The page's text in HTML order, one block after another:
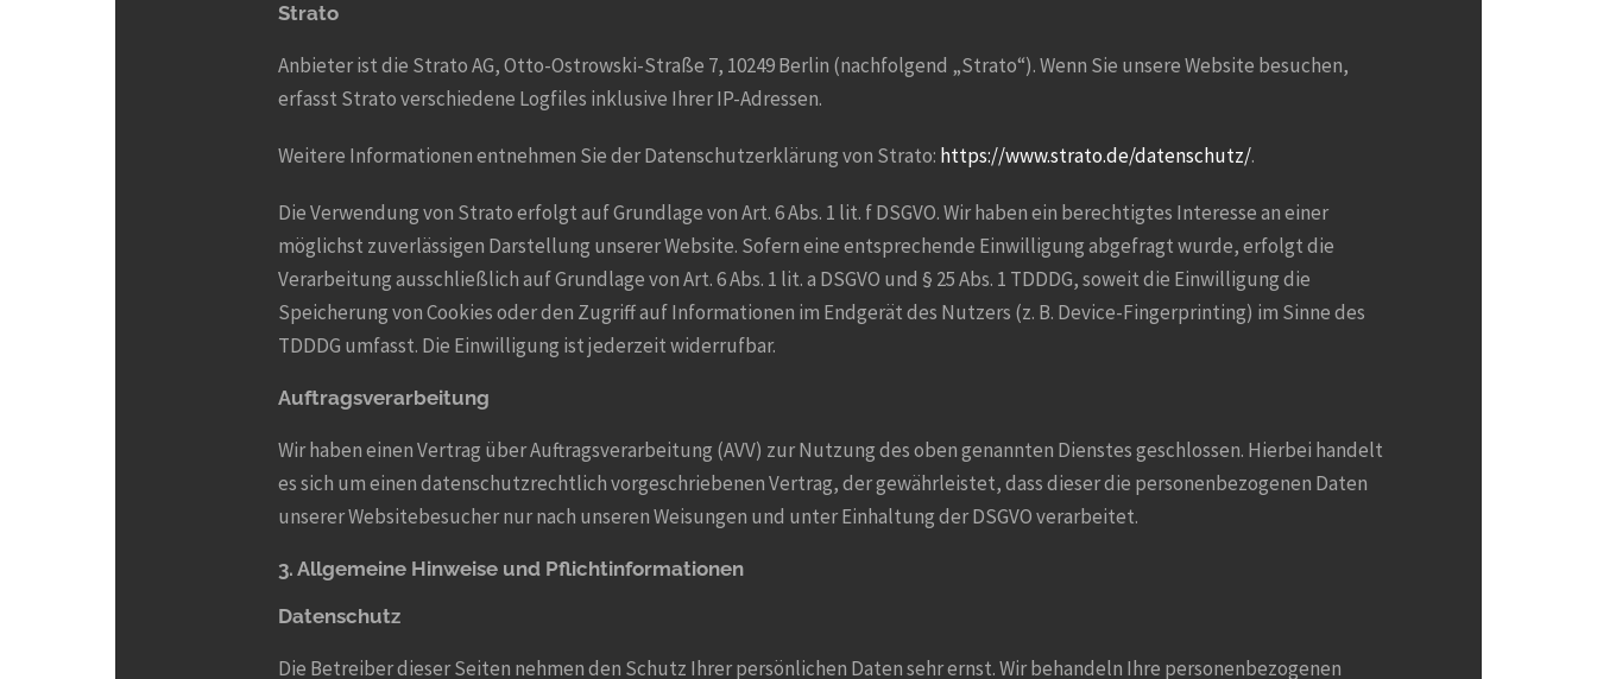
Strato
Anbieter ist die Strato AG, Otto-Ostrowski-Straße 7, 10249 Berlin (nachfolgend „Strato“). Wenn Sie unsere Website besuchen,
erfasst Strato verschiedene Logfiles inklusive Ihrer IP-Adressen.
Weitere Informationen entnehmen Sie der Datenschutzerklärung von Strato: https://www.strato.de/datenschutz/.
Die Verwendung von Strato erfolgt auf Grundlage von Art. 6 Abs. 1 lit. f DSGVO. Wir haben ein berechtigtes Interesse an einer
möglichst zuverlässigen Darstellung unserer Website. Sofern eine entsprechende Einwilligung abgefragt wurde, erfolgt die
Verarbeitung ausschließlich auf Grundlage von Art. 6 Abs. 1 lit. a DSGVO und § 25 Abs. 1 TDDDG, soweit die Einwilligung die
Speicherung von Cookies oder den Zugriff auf Informationen im Endgerät des Nutzers (z. B. Device-Fingerprinting) im Sinne des
TDDDG umfasst. Die Einwilligung ist jederzeit widerrufbar.
Auftragsverarbeitung
Wir haben einen Vertrag über Auftragsverarbeitung (AVV) zur Nutzung des oben genannten Dienstes geschlossen. Hierbei handelt
es sich um einen datenschutzrechtlich vorgeschriebenen Vertrag, der gewährleistet, dass dieser die personenbezogenen Daten
unserer Websitebesucher nur nach unseren Weisungen und unter Einhaltung der DSGVO verarbeitet.
3. Allgemeine Hinweise und Pflicht­informationen
Datenschutz
Die Betreiber dieser Seiten nehmen den Schutz Ihrer persönlichen Daten sehr ernst. Wir behandeln Ihre personenbezogenen